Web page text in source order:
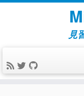
コ
ン
ツ
へ
見